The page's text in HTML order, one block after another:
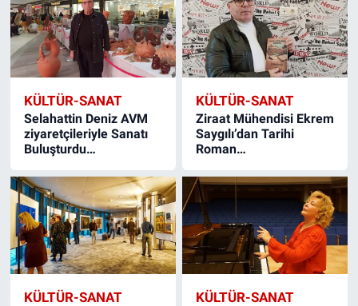
KÜLTÜR-SANAT
Selahattin Deniz AVM
ziyaretçileriyle Sanatı
Buluşturdu…
KÜLTÜR-SANAT
Ziraat Mühendisi Ekrem
Saygılı’dan Tarihi
Roman…
KÜLTÜR-SANAT KÜLTÜR-SANAT